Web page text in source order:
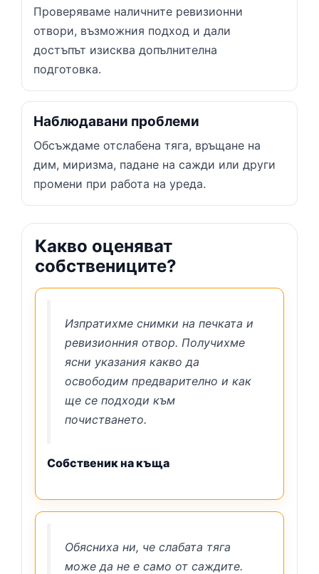
Проверяваме наличните ревизионни
отвори, възможния подход и дали
достъпът изисква допълнителна
подготовка.
Наблюдавани проблеми
Обсъждаме отслабена тяга, връщане на
дим, миризма, падане на сажди или други
промени при работа на уреда.
Какво оценяват
собствениците?
Изпратихме снимки на печката и
ревизионния отвор. Получихме
ясни указания какво да
освободим предварително и как
ще се подходи към
почистването.
Собственик на къща
Обясниха ни, че слабата тяга
може да не е само от саждите.